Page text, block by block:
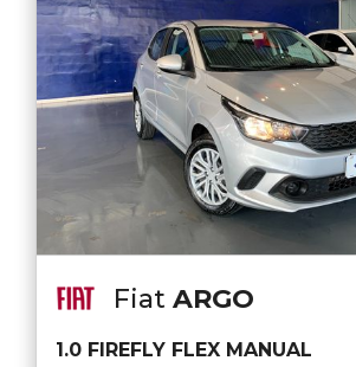
Fiat ARGO
1.0 FIREFLY FLEX MANUAL